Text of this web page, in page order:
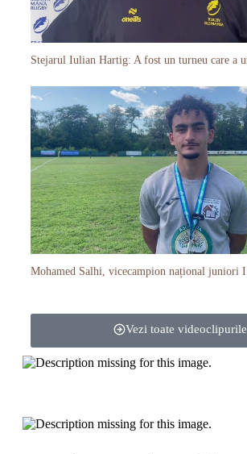
Vezi toate videoclipurile